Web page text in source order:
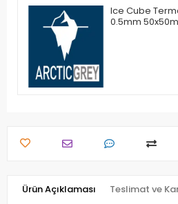
Ice Cube
0.5mm
Ürün Açıklaması Teslimat ve